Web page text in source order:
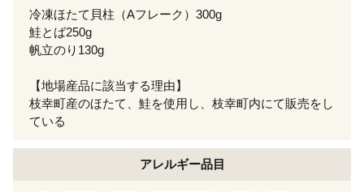
冷凍ほたて貝柱（Aフレーク）300g
鮭とば250g
帆立のり130g
【地場産品に該当する理由】
枝幸町産のほたて、鮭を使用し、枝幸町内にて販売をし
ている
アレルギー品目